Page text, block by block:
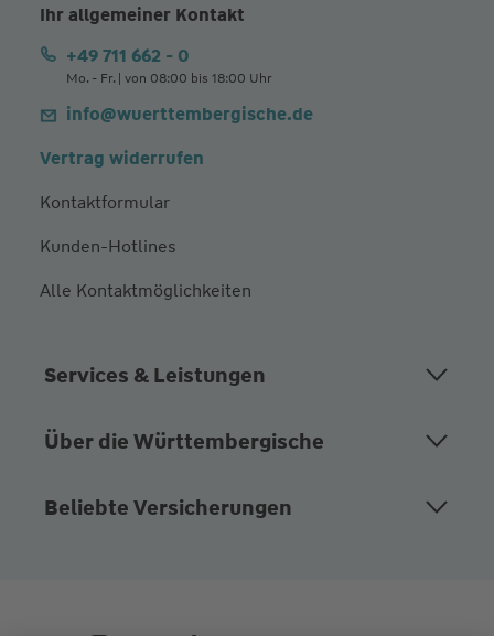
Ihr allgemeiner Kontakt
+49 711 662 - 0
Mo. - Fr. | von 08:00 bis 18:00 Uhr
info@wuerttembergische.de
Vertrag widerrufen
Kontaktformular
Kunden-Hotlines
Alle Kontaktmöglichkeiten
Services & Leistungen
Über die Württembergische
Beliebte Versicherungen